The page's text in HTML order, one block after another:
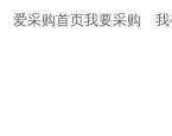
爱采购首页我要采购